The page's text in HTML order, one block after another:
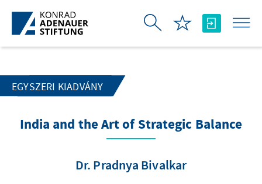
Ugrás a fő tartalomhoz
EGYSZERI KIADVÁNY
India and the Art of Strategic Balance
Dr. Pradnya Bivalkar